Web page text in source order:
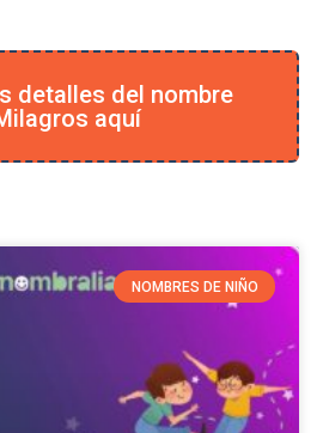
detalles del nombre
aquí
NOMBRES DE NIÑO